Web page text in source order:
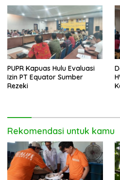
PUPR Kapuas Hulu Evaluasi
Izin PT Equator Sumber
Rezeki
Rekomendasi untuk kamu